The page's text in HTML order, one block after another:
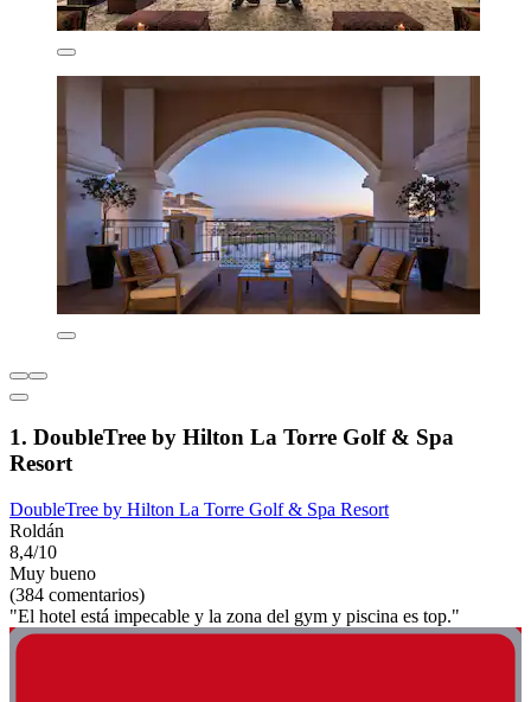
1. DoubleTree by Hilton La Torre Golf & Spa
Resort
DoubleTree by Hilton La Torre Golf & Spa Resort
Roldán
8,4/10
Muy bueno
(384 comentarios)
"El hotel está impecable y la zona del gym y piscina es top."